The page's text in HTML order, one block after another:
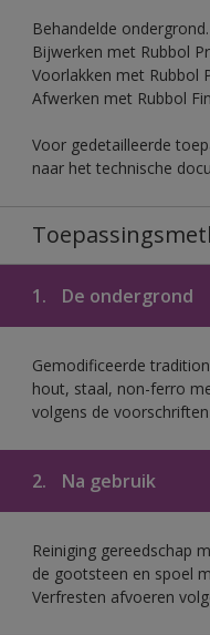
Behandelde ondergrond.
Bijwerken met Rubbol
Voorlakken met Rubbol
Afwerken met Rubbol
Voor gedetailleerde
naar het technische
1. De ondergrond
Gemodificeerde
hout, staal, non-ferro
volgens de
2. Na gebruik
Reiniging gereedschap
de gootsteen en spoel
Verfresten afvoeren